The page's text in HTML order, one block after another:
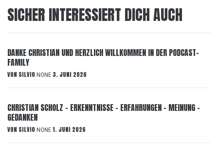
SICHER INTERESSIERT DICH AUCH
DANKE CHRISTIAN UND HERZLICH WILLKOMMEN IN DER PODCAST-
FAMILY
VON SILVIO NONE 3. JUNI 2026
CHRISTIAN SCHOLZ – ERKENNTNISSE – ERFAHRUNGEN – MEINUNG –
GEDANKEN
VON SILVIO NONE 1. JUNI 2026